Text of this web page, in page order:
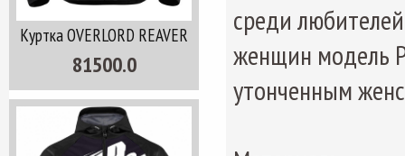
Куртка OVERLORD REAVER
81500.0
среди
женщин модель
утонченным